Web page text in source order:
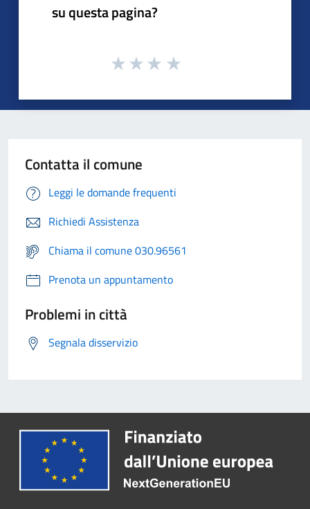
su questa pagina?
Contatta il comune
Leggi le domande frequenti
Richiedi Assistenza
Chiama il comune 030.96561
Prenota un appuntamento
Problemi in città
Segnala disservizio